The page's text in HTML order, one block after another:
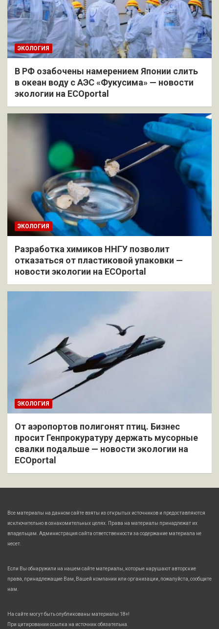
ЭКОЛОГИЯ
В РФ озабочены намерением Японии слить
в океан воду с АЭС «Фукусима» — новости
экологии на ECOportal
ЭКОЛОГИЯ
Разработка химиков ННГУ позволит
отказаться от пластиковой упаковки —
новости экологии на ECOportal
ЭКОЛОГИЯ
От аэропортов полигонят птиц. Бизнес
просит Генпрокуратуру держать мусорные
свалки подальше — новости экологии на
ECOportal
Все материалы на данном сайте взяты из открытых источников и предоставляются
исключительно в ознакомительных целях. Права на материалы принадлежат их
владельцам. Администрация сайта ответственности за содержание материала не
несет.
Если Вы обнаружили на нашем сайте материалы, которые нарушают авторские
права, принадлежащие Вам, Вашей компании или организации, пожалуйста, сообщите
нам.
На сайте могут быть опубликованы материалы 18+!
При цитировании ссылка на источник обязательна.